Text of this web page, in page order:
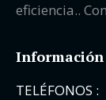
eficiencia..
Información
TELÉFONOS :